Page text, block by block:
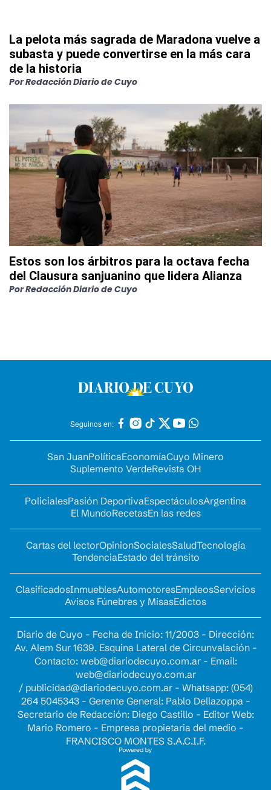
La pelota más sagrada de Maradona vuelve a
subasta y puede convertirse en la más cara
de la historia
PorRedacción Diario de Cuyo
Estos son los árbitros para la octava fecha
del Clausura sanjuanino que lidera Alianza
PorRedacción Diario de Cuyo
Seguinos en:
San JuanPolíticaEconomíaCuyo Minero
Suplemento VerdeRevista OH
PolicialesPasión DeportivaEspectáculosArgentina
El MundoRecetasEn las redes
Cartas del lectorOpinionSocialesSaludTecnología
TendenciaEstado del tránsito
ClasificadosInmueblesAutomotoresEmpleosServicios
Avisos Fúnebres y MisasEdictos
Diario de Cuyo - Fecha de Inicio: 11/2003 - Dirección:
Av. Alem Sur 1639. Esquina Lateral de Circunvalación -
Contacto: web@diariodecuyo.com.ar- Email:
web@diariodecuyo.com.ar
/ publicidad@diariodecuyo.com.ar- Whatsapp: (054)
264 5045343 - Gerente General: Pablo Dellazoppa -
Secretario de Redacción: Diego Castillo - Editor Web:
Mario Romero - Empresa propietaria del medio -
FRANCISCO MONTES S.A.C.I.F.